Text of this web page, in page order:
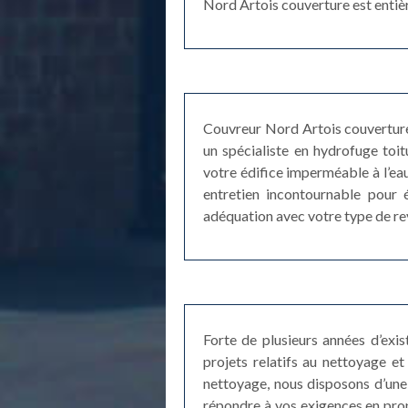
Nord Artois couverture est
Couvreur Nord Artois
un spécialiste en hydrofuge
votre édifice imperméable à
entretien incontournable pour
adéquation avec votre type de
Forte de plusieurs années
projets relatifs au nettoyage et
nettoyage, nous disposons